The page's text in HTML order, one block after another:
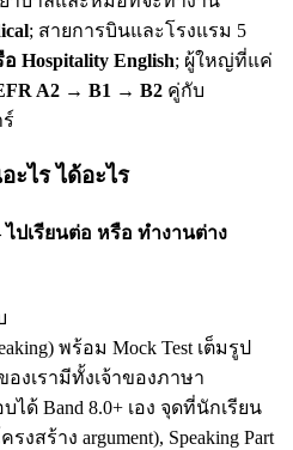
; สายการบินและโรงแรม 5
Hospitality English; ผู้ใหญ่ที่แค่
A2 → B1 → B2 คู่กับ
ไร ได้อะไร
ปเรียนต่อ หรือ ทำงานต่าง
พร้อม Mock Test เต็มรูป
งเรามีทั้งเจ้าของภาษา
ด้ Band 8.0+ เอง จุดที่นักเรียน
สร้าง argument), Speaking Part